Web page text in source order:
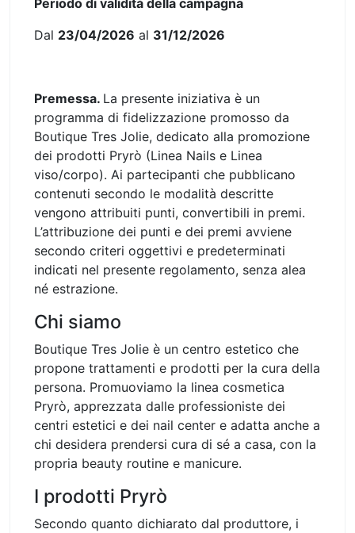
Dal 23/04/2026 al 31/12/2026
Premessa. La presente iniziativa è un
programma di fidelizzazione promosso da
Boutique Tres Jolie, dedicato alla promozione
dei prodotti Pryrò (Linea Nails e Linea
viso/corpo). Ai partecipanti che pubblicano
contenuti secondo le modalità descritte
vengono attribuiti punti, convertibili in premi.
L’attribuzione dei punti e dei premi avviene
secondo criteri oggettivi e predeterminati
indicati nel presente regolamento, senza alea
né estrazione.
Chi siamo
Boutique Tres Jolie è un centro estetico che
propone trattamenti e prodotti per la cura della
persona. Promuoviamo la linea cosmetica
Pryrò, apprezzata dalle professioniste dei
centri estetici e dei nail center e adatta anche a
chi desidera prendersi cura di sé a casa, con la
propria beauty routine e manicure.
I prodotti Pryrò
Secondo quanto dichiarato dal produttore, i